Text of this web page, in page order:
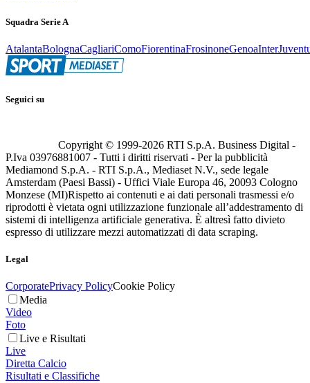
Squadra Serie A
AtalantaBolognaCagliariComoFiorentinaFrosinoneGenoaInter
Seguici su
Copyright © 1999-2026 RTI S.p.A. Business Digital -
P.Iva 03976881007 - Tutti i diritti riservati - Per la pubblicità
Mediamond S.p.A. - RTI S.p.A., Mediaset N.V., sede legale
Amsterdam (Paesi Bassi) - Uffici Viale Europa 46, 20093 Cologno
Monzese (MI)Rispetto ai contenuti e ai dati personali trasmessi e/o
riprodotti è vietata ogni utilizzazione funzionale all’addestramento di
sistemi di intelligenza artificiale generativa. È altresì fatto divieto
espresso di utilizzare mezzi automatizzati di data scraping.
Legal
CorporatePrivacy PolicyCookie Policy
Media
Video
Foto
Live e Risultati
Live
Diretta Calcio
Risultati e Classifiche